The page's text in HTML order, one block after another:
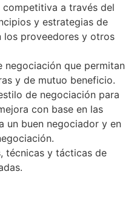
a través del
y estrategias de
los proveedores y otros
negociación que permitan
y de mutuo beneficio.
de negociación para
con base en las
un buen negociador y en
técnicas y tácticas de